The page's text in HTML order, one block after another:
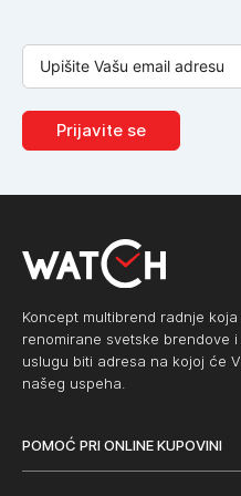
Prijavite se
Koncept multibrend radnje
renomirane svetske brendove
uslugu biti adresa na kojoj će
našeg uspeha.
POMOĆ PRI ONLINE KUPOVINI